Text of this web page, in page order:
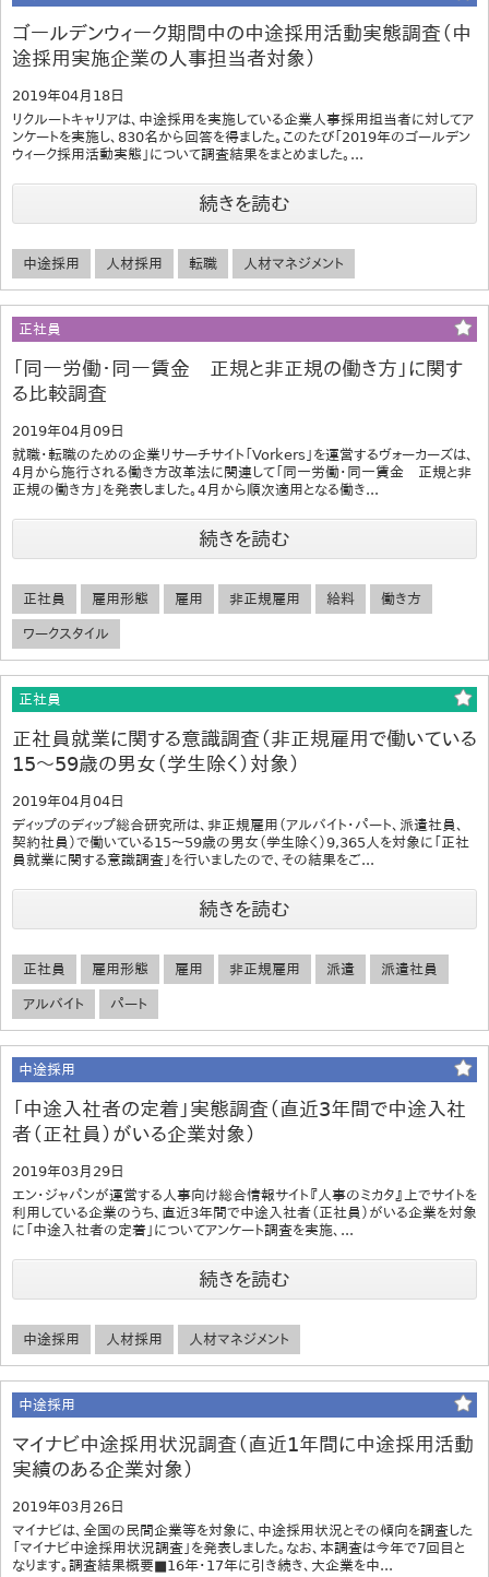
ゴールデンウィーク期間中の中途採用活動実態調査（中
途採用実施企業の人事担当者対象）
2019年04月18日
リクルートキャリアは、中途採用を実施している企業人事採用担当者に対してア
ンケートを実施し、830名から回答を得ました。このたび「2019年のゴールデン
ウィーク採用活動実態」について調査結果をまとめました。...
続きを読む
中途採用 人材採用 転職 人材マネジメント
正社員
「同一労働・同一賃金 正規と非正規の働き方」に関す
る比較調査
2019年04月09日
就職・転職のための企業リサーチサイト「Vorkers」を運営するヴォーカーズは、
4月から施行される働き方改革法に関連して「同一労働・同一賃金 正規と非
正規の働き方」を発表しました。4月から順次適用となる働き...
続きを読む
正社員 雇用形態 雇用 非正規雇用 給料 働き方
ワークスタイル
正社員
正社員就業に関する意識調査（非正規雇用で働いている
15～59歳の男女（学生除く）対象）
2019年04月04日
ディップのディップ総合研究所は、非正規雇用（アルバイト・パート、派遣社員、
契約社員）で働いている15～59歳の男女（学生除く）9,365人を対象に「正社
員就業に関する意識調査」を行いましたので、その結果をご...
続きを読む
正社員 雇用形態 雇用 非正規雇用 派遣 派遣社員
アルバイト パート
中途採用
「中途入社者の定着」実態調査（直近3年間で中途入社
者（正社員）がいる企業対象）
2019年03月29日
エン・ジャパンが運営する人事向け総合情報サイト『人事のミカタ』上でサイトを
利用している企業のうち、直近3年間で中途入社者（正社員）がいる企業を対象
に「中途入社者の定着」についてアンケート調査を実施、...
続きを読む
中途採用 人材採用 人材マネジメント
中途採用
マイナビ中途採用状況調査（直近1年間に中途採用活動
実績のある企業対象）
2019年03月26日
マイナビは、全国の民間企業等を対象に、中途採用状況とその傾向を調査した
「マイナビ中途採用状況調査」を発表しました。なお、本調査は今年で7回目と
なります。調査結果概要■16年・17年に引き続き、大企業を中...